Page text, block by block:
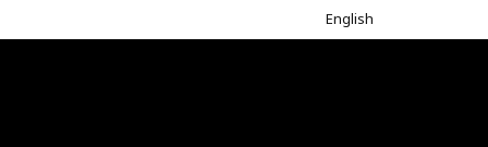
English